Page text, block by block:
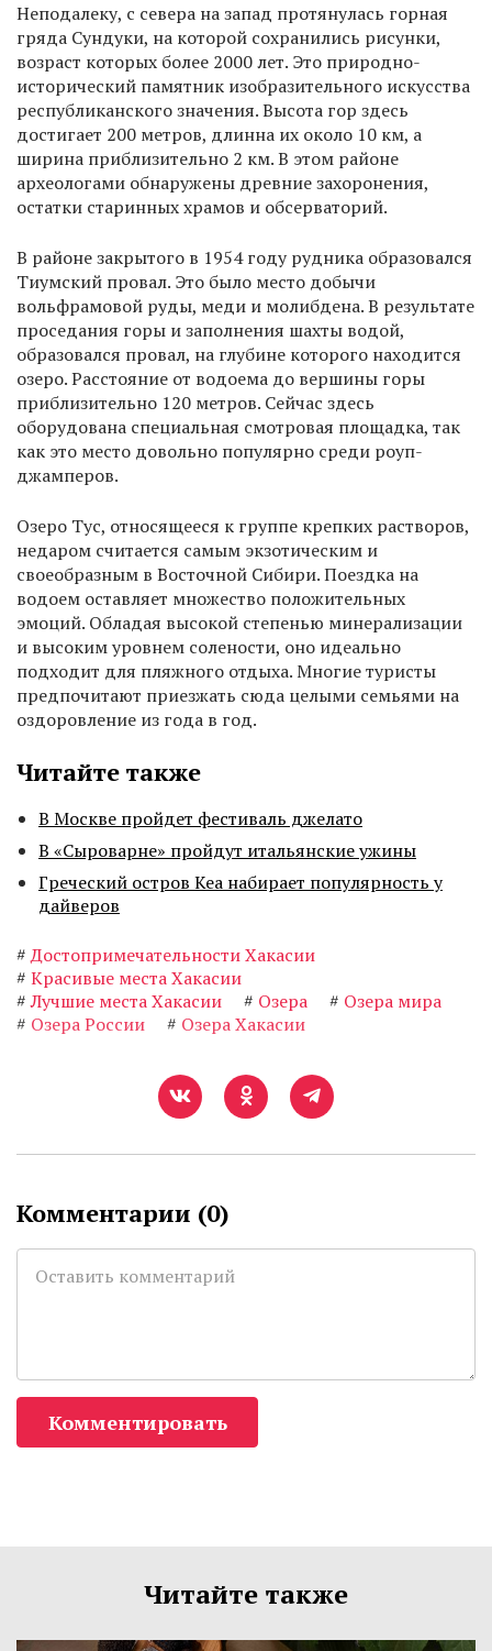
Неподалеку, с севера на запад протянулась горная
гряда Сундуки, на которой сохранились рисунки,
возраст которых более 2000 лет. Это природно-
исторический памятник изобразительного искусства
республиканского значения. Высота гор здесь
достигает 200 метров, длинна их около 10 км, а
ширина приблизительно 2 км. В этом районе
археологами обнаружены древние захоронения,
остатки старинных храмов и обсерваторий.
В районе закрытого в 1954 году рудника образовался
Тиумский провал. Это было место добычи
вольфрамовой руды, меди и молибдена. В результате
проседания горы и заполнения шахты водой,
образовался провал, на глубине которого находится
озеро. Расстояние от водоема до вершины горы
приблизительно 120 метров. Сейчас здесь
оборудована специальная смотровая площадка, так
как это место довольно популярно среди роуп-
джамперов.
Озеро Тус, относящееся к группе крепких растворов,
недаром считается самым экзотическим и
своеобразным в Восточной Сибири. Поездка на
водоем оставляет множество положительных
эмоций. Обладая высокой степенью минерализации
и высоким уровнем солености, оно идеально
подходит для пляжного отдыха. Многие туристы
предпочитают приезжать сюда целыми семьями на
оздоровление из года в год.
Читайте также
В Москве пройдет фестиваль джелато
В «Сыроварне» пройдут итальянские ужины
Греческий остров Кеа набирает популярность у
дайверов
# Достопримечательности Хакасии
# Красивые места Хакасии
# Лучшие места Хакасии # Озера # Озера мира
# Озера России # Озера Хакасии
Комментарии (0)
Комментировать
Читайте также